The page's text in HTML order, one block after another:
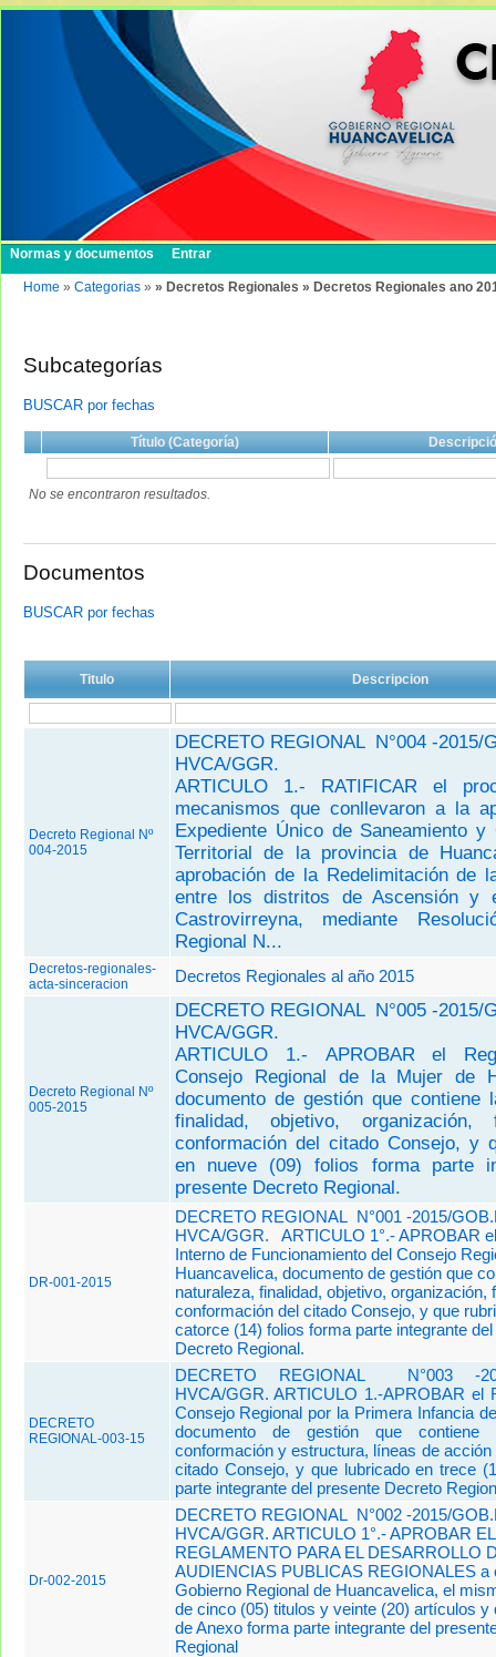
Normas y documentos Entrar
Home » Categorias » » Decretos Regionales » Decretos Regionales ano
Subcategorías
BUSCAR por fechas
Título (Categoría)
No se encontraron resultados.
Documentos
BUSCAR por fechas
Titulo Descripcion
Decreto Regional Nº
004-2015
DECRETO REGIONAL N°004 -2015/
HVCA/GGR.
ARTICULO 1.- RATIFICAR el
mecanismos que conllevaron a la
Expediente Único de Saneamiento y
Territorial de la provincia de
aprobación de la Redelimitación de
entre los distritos de Ascensión y
Castrovirreyna, mediante
Regional N...
Decretos-regionales-
acta-sinceracion
Decretos Regionales al año 2015
Decreto Regional Nº
005-2015
DECRETO REGIONAL N°005 -2015/
HVCA/GGR.
ARTICULO 1.- APROBAR el
Consejo Regional de la Mujer de
documento de gestión que contiene
finalidad, objetivo, organización,
conformación del citado Consejo, y
en nueve (09) folios forma parte
presente Decreto Regional.
DR-001-2015
DECRETO REGIONAL N°001 -2015/
HVCA/GGR. ARTICULO 1°.- APROBAR
Interno de Funcionamiento del Consejo
Huancavelica, documento de gestión que
naturaleza, finalidad, objetivo, organización,
conformación del citado Consejo, y que
catorce (14) folios forma parte integrante
Decreto Regional.
DECRETO
REGIONAL-003-15
DECRETO REGIONAL N°003 -
HVCA/GGR. ARTICULO 1.-APROBAR el
Consejo Regional por la Primera Infancia
documento de gestión que contiene
conformación y estructura, líneas de
citado Consejo, y que lubricado en trece
parte integrante del presente Decreto
Dr-002-2015
DECRETO REGIONAL N°002 -2015/
HVCA/GGR. ARTICULO 1°.- APROBAR
REGLAMENTO PARA EL DESARROLLO
AUDIENCIAS PUBLICAS REGIONALES a
Gobierno Regional de Huancavelica, el
de cinco (05) titulos y veinte (20) artículos y
de Anexo forma parte integrante del
Regional